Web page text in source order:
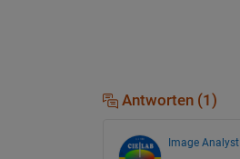
Antworten (1)
Image Analyst